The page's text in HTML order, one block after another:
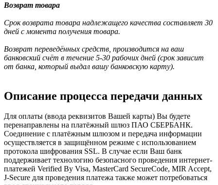
Возврат товара
Срок возврата товара надлежащего качества составляет 30
дней с момента получения товара.
Возврат переведённых средств, производится на ваш
банковский счёт в течение 5-30 рабочих дней (срок зависит
от банка, который выдал вашу банковскую карту).
Описание процесса передачи данных
Для оплаты (ввода реквизитов Вашей карты) Вы будете
перенаправлены на платёжный шлюз ПАО СБЕРБАНК.
Соединение с платёжным шлюзом и передача информации
осуществляется в защищённом режиме с использованием
протокола шифрования SSL. В случае если Ваш банк
поддерживает технологию безопасного проведения интернет-
платежей Verified By Visa, MasterCard SecureCode, MIR Accept,
J-Secure для проведения платежа также может потребоваться